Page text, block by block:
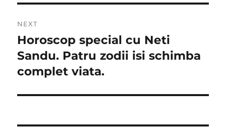
NEXT
Next
post:
Horoscop special cu Neti
Sandu. Patru zodii isi schimba
complet viata.